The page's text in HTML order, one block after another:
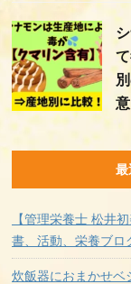
意
最
【管理栄養士 松井
書、活動、栄養ブロ
炊飯器におまかせベ